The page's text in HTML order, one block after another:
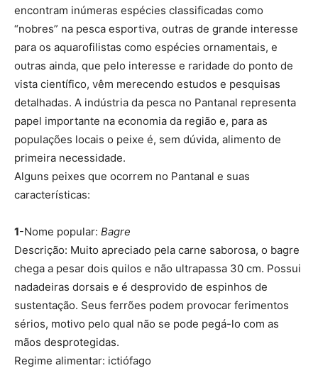
encontram inúmeras espécies classificadas como
“nobres” na pesca esportiva, outras de grande interesse
para os aquarofilistas como espécies ornamentais, e
outras ainda, que pelo interesse e raridade do ponto de
vista científico, vêm merecendo estudos e pesquisas
detalhadas. A indústria da pesca no Pantanal representa
papel importante na economia da região e, para as
populações locais o peixe é, sem dúvida, alimento de
primeira necessidade.
Alguns peixes que ocorrem no Pantanal e suas
características:
1-Nome popular: Bagre
Descrição: Muito apreciado pela carne saborosa, o bagre
chega a pesar dois quilos e não ultrapassa 30 cm. Possui
nadadeiras dorsais e é desprovido de espinhos de
sustentação. Seus ferrões podem provocar ferimentos
sérios, motivo pelo qual não se pode pegá-lo com as
mãos desprotegidas.
Regime alimentar: ictiófago